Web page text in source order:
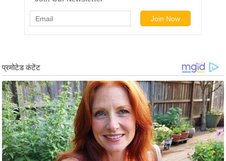
ल्म
स
मी
क्षा
B
r
e